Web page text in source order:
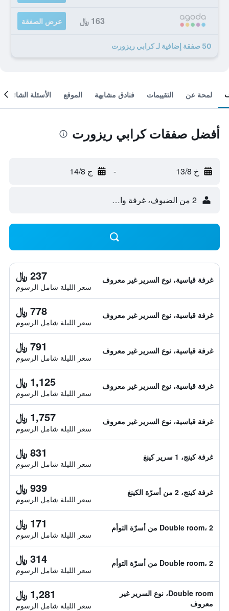
163 ﷼ عرض الصفقة
50 صفقة إضافية لـ كرابي ريزورت
لمحة عن التقييمات فنادق مشابهة الموقع الأسئلة الشائعة
أفضل صفقات كرابي ريزورت
خ 13/8 - ج 14/8
2 من الضيوف، غرفة واحدة
غرفة قياسية، نوع السرير غير معروف 237 ﷼
سعر الليلة شامل الرسوم
غرفة قياسية، نوع السرير غير معروف 778 ﷼
سعر الليلة شامل الرسوم
غرفة قياسية، نوع السرير غير معروف 791 ﷼
سعر الليلة شامل الرسوم
غرفة قياسية، نوع السرير غير معروف 1,125 ﷼
سعر الليلة شامل الرسوم
غرفة قياسية، نوع السرير غير معروف 1,757 ﷼
سعر الليلة شامل الرسوم
غرفة كينج، 1 سرير كينغ 831 ﷼
سعر الليلة شامل الرسوم
غرفة كينج، 2 من أسرّة الكينغ 939 ﷼
سعر الليلة شامل الرسوم
Double room، 2 من أسرّة التوأم 171 ﷼
سعر الليلة شامل الرسوم
Double room، 2 من أسرّة التوأم 314 ﷼
سعر الليلة شامل الرسوم
Double room، نوع السرير غير
معروف
1,281 ﷼
سعر الليلة شامل الرسوم